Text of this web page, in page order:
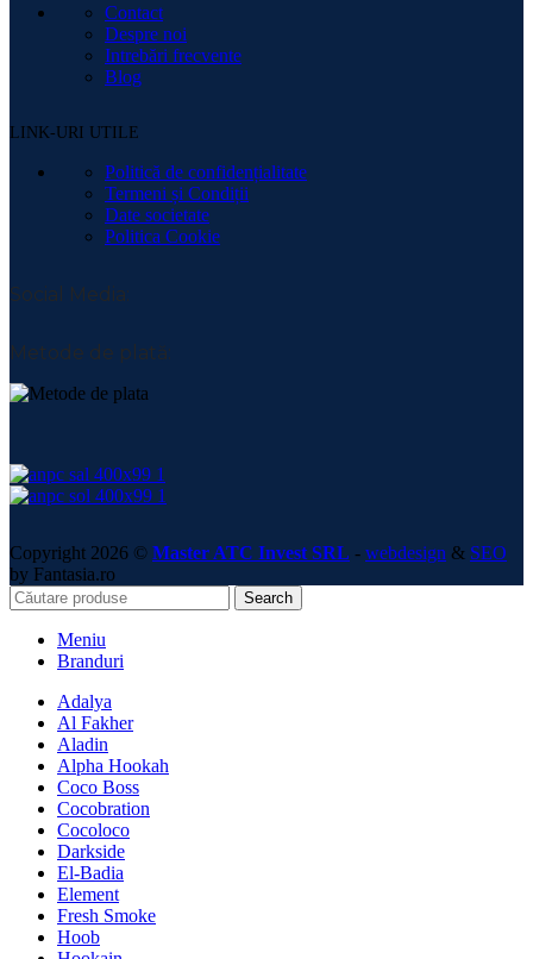
Contact
Despre noi
Intrebări frecvente
Blog
LINK-URI UTILE
Politică de confidențialitate
Termeni și Condiții
Date societate
Politica Cookie
Social Media:
Metode de plată:
Copyright 2026 © Master ATC Invest SRL - webdesign & SEO
by Fantasia.ro
Search
Meniu
Branduri
Adalya
Al Fakher
Aladin
Alpha Hookah
Coco Boss
Cocobration
Cocoloco
Darkside
El-Badia
Element
Fresh Smoke
Hoob